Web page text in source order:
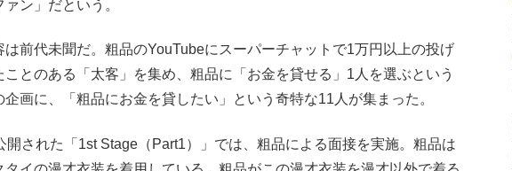
ン」だという。
前代未聞だ。粗品のYouTubeにスーパーチャットで1万円以上の投げ
ことのある「太客」を集め、粗品に「お金を貸せる」1人を選ぶという
企画に、「粗品にお金を貸したい」という奇特な11人が集まった。
された「1st Stage（Part1）」では、粗品による面接を実施。粗品は